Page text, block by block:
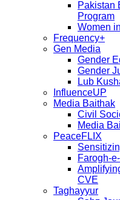
Pakistan
Program
Women
Frequency+
Gen Media
Gender
Gender
Lub
InfluenceUP
Media Baithak
Civil
Media
PeaceFLIX
Farogh-
CVE
Taghayyur